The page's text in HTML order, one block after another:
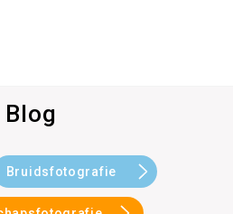
Blog
Bruidsfotografie